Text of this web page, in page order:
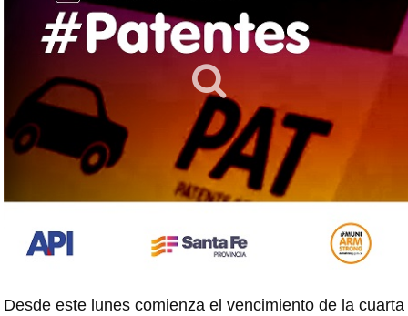
Desde este lunes comienza el vencimiento de la cuarta